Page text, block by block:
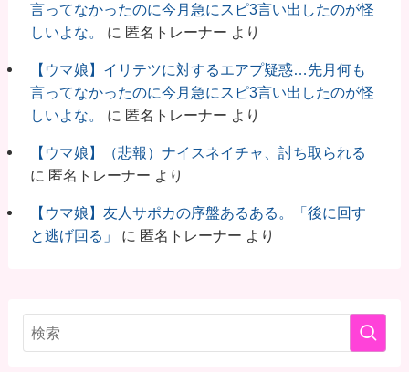
言ってなかったのに今月急にスピ3言い出したのが怪
しいよな。
に 匿名トレーナー より
【ウマ娘】イリテツに対するエアプ疑惑…先月何も
言ってなかったのに今月急にスピ3言い出したのが怪
しいよな。
に 匿名トレーナー より
【ウマ娘】（悲報）ナイスネイチャ、討ち取られる
に 匿名トレーナー より
【ウマ娘】友人サポカの序盤あるある。「後に回す
と逃げ回る」
に 匿名トレーナー より